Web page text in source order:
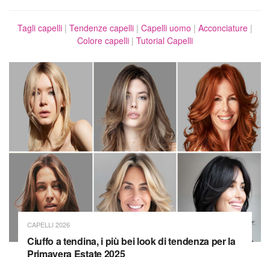
Tagli capelli | Tendenze capelli | Capelli uomo | Acconciature |
Colore capelli | Tutorial Capelli
CAPELLI 2026
Ciuffo a tendina, i più bei look di tendenza per la
Primavera Estate 2025